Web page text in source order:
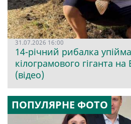
31.07.2026 16:00
14-річний рибалка
кілограмового гіганта
(відео)
ПОПУЛЯРНЕ ФОТО